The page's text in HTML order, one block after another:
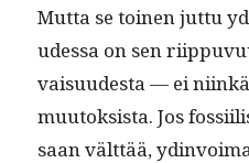
Mut­ta se toinen jut­tu
udessa on sen
vaisu­ud­es­ta — ei
muu­tok­sista. Jos
saan vält­tää,